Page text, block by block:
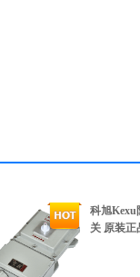
科旭Kexu
关 原装正